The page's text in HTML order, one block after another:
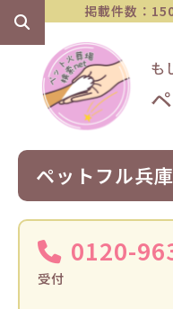
掲載件数：
ペットフル兵庫
0120-
受付